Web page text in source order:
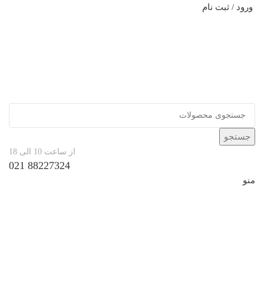
ورود / ثبت نام
جستجو
از ساعت 10 الی 18
88227324 021
منو